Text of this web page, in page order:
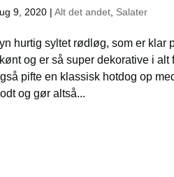
9, 2020 | Alt det andet Salater
hurtig syltet rødløg, som er klar
og er så super dekorative i alt
pifte en klassisk hotdog op
og gør altså...